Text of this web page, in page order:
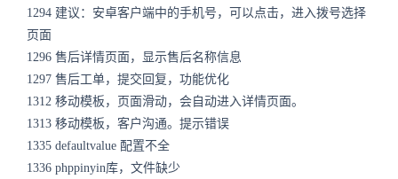
1294 建议：安卓客户端中的手机号，可以点击，进入拨号选择
页面
1296 售后详情页面，显示售后名称信息
1297 售后工单，提交回复，功能优化
1312 移动模板，页面滑动，会自动进入详情页面。
1313 移动模板，客户沟通。提示错误
1335 defaultvalue 配置不全
1336 phppinyin库，文件缺少